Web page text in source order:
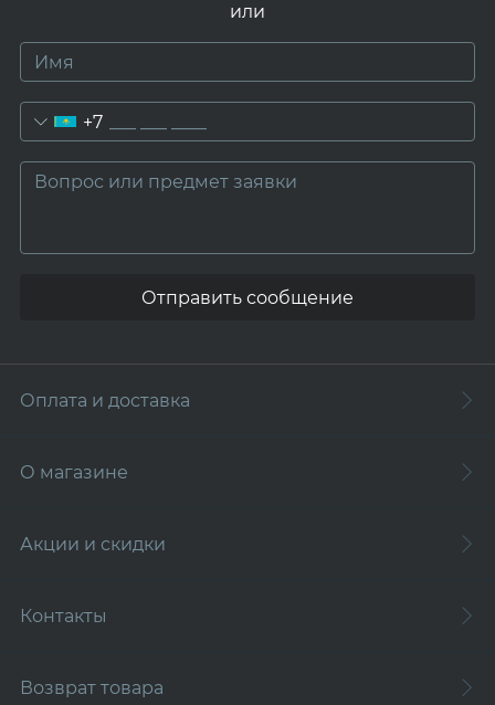
или
+7
Отправить сообщение
Оплата и доставка
О магазине
Акции и скидки
Контакты
Возврат товара